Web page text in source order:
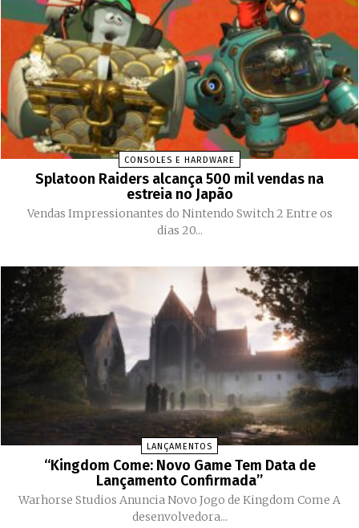
CONSOLES E HARDWARE
Splatoon Raiders alcança 500 mil vendas na
estreia no Japão
Vendas Impressionantes do Nintendo Switch 2 Entre os
dias 20...
LANÇAMENTOS
“Kingdom Come: Novo Game Tem Data de
Lançamento Confirmada”
Warhorse Studios Anuncia Novo Jogo de Kingdom Come A
desenvolvedora...